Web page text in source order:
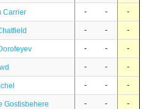
Carrier - - -
- - -
- - -
- - -
- - -
Gostisbehere - - -